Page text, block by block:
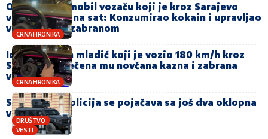
CRNA HRONIKA
Oduzet automobil vozaču koji je kroz Sarajevo
vozio 180 km na sat: Konzumirao kokain i upravljao
vozilom pod zabranom
CRNA HRONIKA
Identifikovan mladić koji je vozio 180 km/h kroz
Sarajevo: Izrečena mu novčana kazna i zabrana
vožnje
DRUŠTVO
VESTI
Sarajevska policija se pojačava sa još dva oklopna
vozila